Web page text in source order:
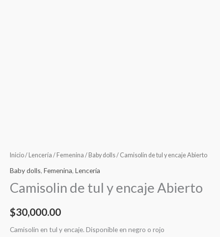
Inicio/ Lencería / Femenina / Baby dolls/ Camisolin de tul y encaje Abierto
Baby dolls, Femenina, Lencería
Camisolin de tul y encaje Abierto
$30,000.00
Camisolin en tul y encaje. Disponible en negro o rojo